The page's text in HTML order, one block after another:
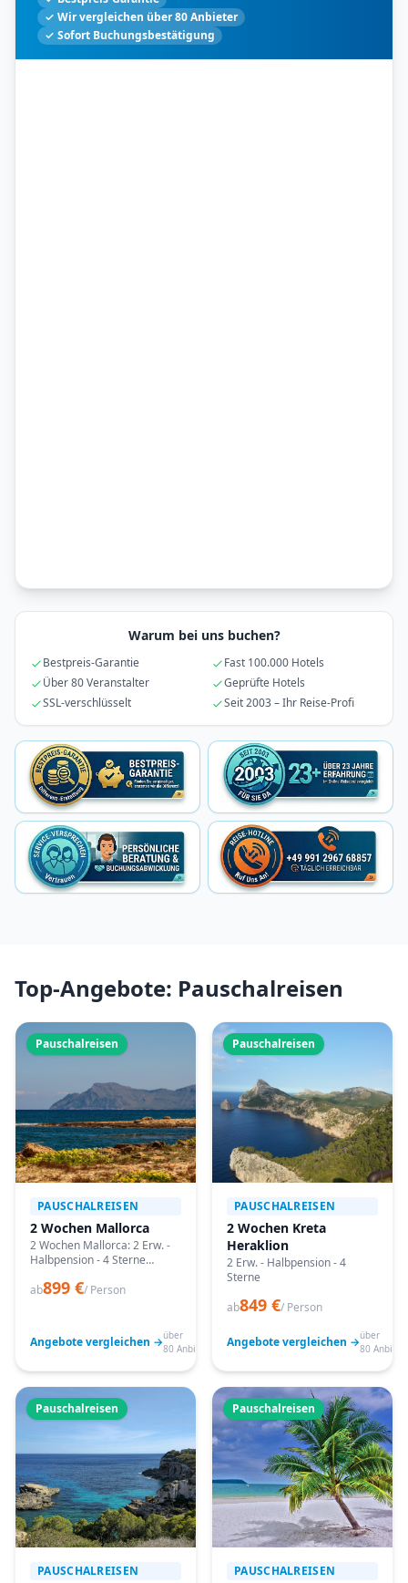
✓ Wir vergleichen über 80 Anbieter
✓ Sofort Buchungsbestätigung
Warum bei uns buchen?
Bestpreis-Garantie
Fast 100.000 Hotels
Über 80 Veranstalter
Geprüfte Hotels
SSL-verschlüsselt
Seit 2003 – Ihr Reise-Profi
Top-Angebote: Pauschalreisen
Pauschalreisen
PAUSCHALREISEN
2 Wochen Mallorca
2 Wochen Mallorca: 2 Erw. -
Halbpension - 4 Sterne
passende Termine prüfen
ab899 €/ Person
Angebote vergleichen →über
80 Anbieter
Pauschalreisen
PAUSCHALREISEN
2 Wochen Kreta
Heraklion
2 Erw. - Halbpension - 4
Sterne
ab849 €/ Person
Angebote vergleichen →über
80
Pauschalreisen
PAUSCHALREISEN
Pauschalreisen
PAUSCHALREISEN